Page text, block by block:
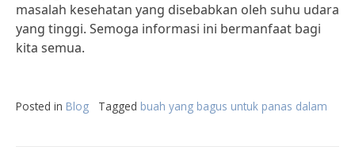
masalah kesehatan yang disebabkan oleh suhu udara
yang tinggi. Semoga informasi ini bermanfaat bagi
kita semua.
Posted in Blog Tagged buah yang bagus untuk panas dalam